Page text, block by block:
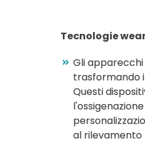
Tecnologie
Gli
trasformando
Questi
al rilevamento